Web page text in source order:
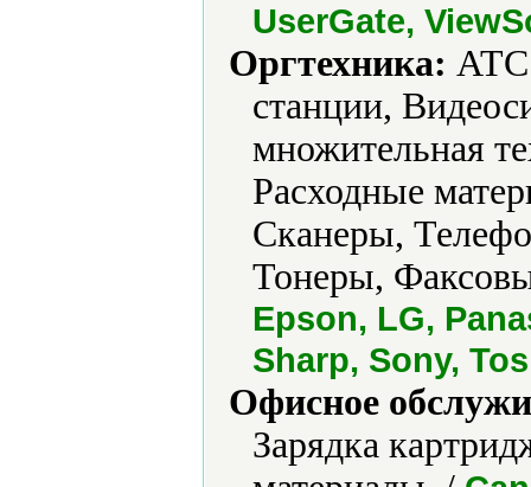
UserGate,
Оргтехника: АТС
станции,
множительная
Расходные
Сканеры,
Тонеры,
Epson, LG,
Sharp, Sony,
Офисное
Зарядка